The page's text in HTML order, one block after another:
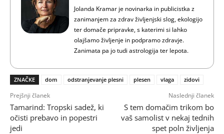
Jolanda Kramar je novinarka in publicistka z
zanimanjem za zdrav življenjski slog, ekologijo
ter domače pripravke, s katerimi si lahko
olajšamo življenje in podpramo zdravje.
Zanimata pa jo tudi astrologija ter lepota.
ZNAČKE dom odstranjevanje plesni plesen vlaga zidovi
Prejšnji članek
Tamarind: Tropski sadež, ki
očisti prebavo in popestri
jedi
Naslednji članek
S tem domačim trikom bo
vaš samolist v nekaj tednih
spet poln življenja